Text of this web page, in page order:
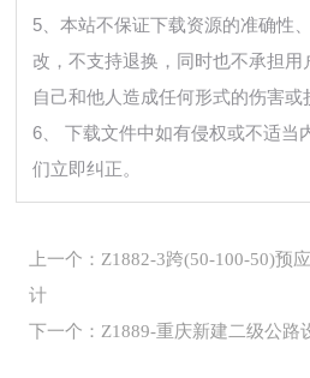
5、本站不保证下载资源的准确性
改，不支持退换，同时也不承担
自己和他人造成任何形式的伤害或
6、 下载文件中如有侵权或不适当
们立即纠正。
上一个：Z1882-3跨(50-100-50)预
计
下一个：Z1889-重庆新建二级公路